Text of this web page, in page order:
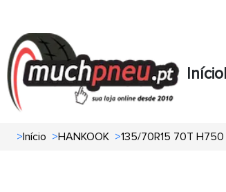
Início
>Início >HANKOOK >135/70R15 70T H750